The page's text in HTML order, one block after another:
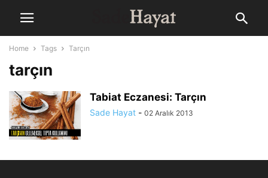
Home Tags Tarçın
tarçın
Tabiat Eczanesi: Tarçın
Sade Hayat - 02 Aralık 2013